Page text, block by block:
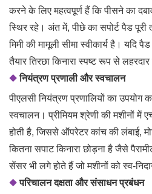
करने के लिए महत्वपूर्ण हैं कि पीसने का
स्थिर रहे। अंत में, पीछे का सपोर्ट पैड पूरी
मिमी की मामूली सीमा स्वीकार्य है। यदि
तैयार तिरछा किनारा स्पष्ट रूप से
◆नियंत्रण प्रणाली और स्वचालन
पीएलसी नियंत्रण प्रणालियों का उपयोग
स्वचालन। प्रीमियम श्रेणी की मशीनों में
होती है, जिससे ऑपरेटर कांच की लंबाई,
कितना सपाट किनारा छोड़ना है जैसे
सेंसर भी लगे होते हैं जो मशीनों को स्व-
◆परिचालन दक्षता और संसाधन प्रबंधन